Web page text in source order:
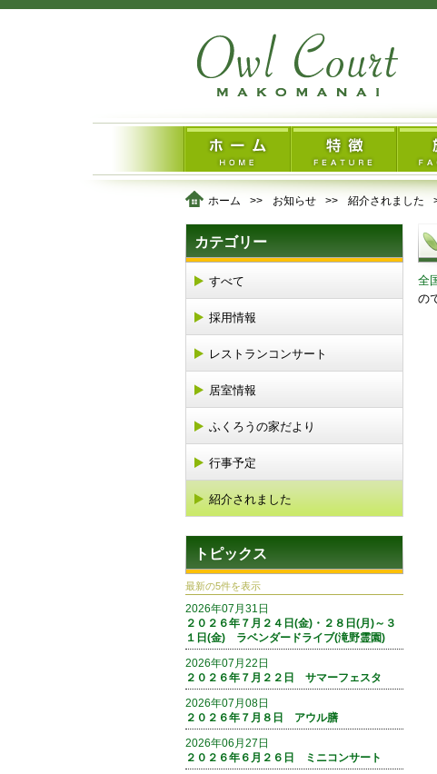
ホーム お知らせ 紹介されました
カテゴリー
すべて
採用情報
レストランコンサート
居室情報
ふくろうの家だより
行事予定
紹介されました
トピックス
最新の5件を表示
2026年07月31日
２０２６年７月２４日(金)・２８日(月)～３
１日(金) ラベンダードライブ(滝野霊園)
2026年07月22日
２０２６年７月２２日 サマーフェスタ
2026年07月08日
２０２６年７月８日 アウル膳
2026年06月27日
２０２６年６月２６日 ミニコンサート
全
の